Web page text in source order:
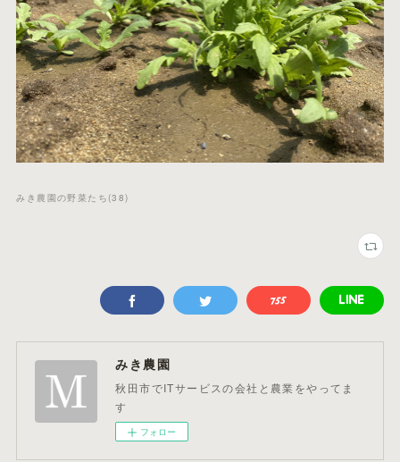
みき農園の野菜たち (38)
みき農園
秋田市でITサービスの会社と農業をやってま
す
フォロー